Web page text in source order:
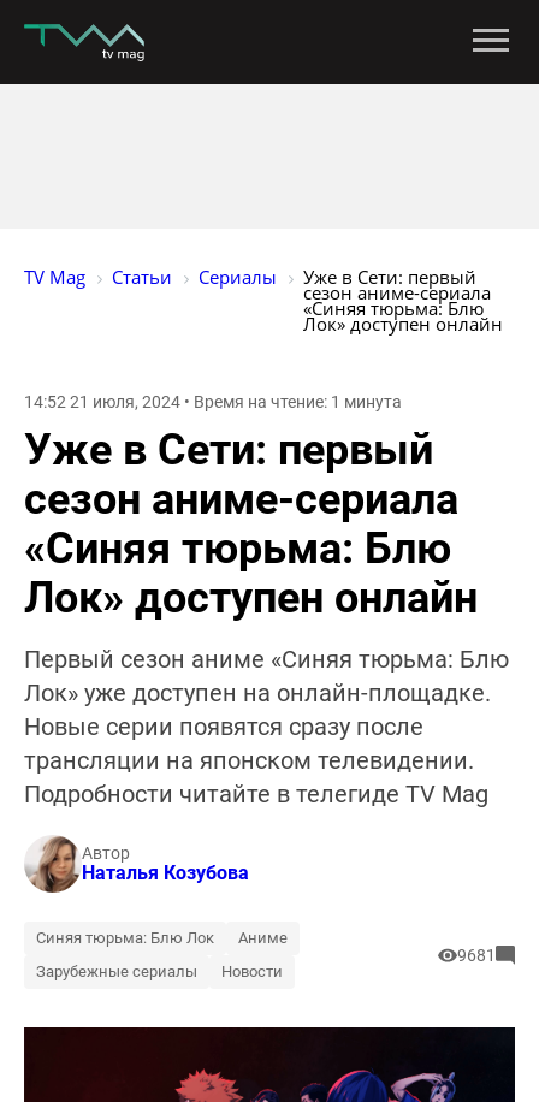
TV Mag Статьи Сериалы Уже в Сети: первый
сезон аниме-сериала
«Синяя тюрьма: Блю
Лок» доступен онлайн
14:52 21 июля, 2024 • Время на чтение: 1 минута
Уже в Сети: первый
сезон аниме-сериала
«Синяя тюрьма: Блю
Лок» доступен онлайн
Первый сезон аниме «Синяя тюрьма: Блю
Лок» уже доступен на онлайн-площадке.
Новые серии появятся сразу после
трансляции на японском телевидении.
Подробности читайте в телегиде TV Mag
Автор
Наталья Козубова
Синяя тюрьма: Блю Лок
Аниме
Зарубежные сериалы
Новости
9681